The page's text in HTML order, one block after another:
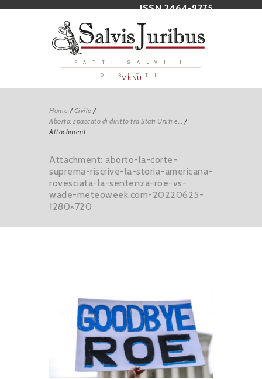
ISSN 2464-9775
FATTI SALVI I
DIRITTI
MENU
Home /Civile /
Aborto: spaccato di diritto tra Stati Uniti e... /
Attachment...
Attachment: aborto-la-corte-
suprema-riscrive-la-storia-americana-
rovesciata-la-sentenza-roe-vs-
wade-meteoweek.com-20220625-
1280×720